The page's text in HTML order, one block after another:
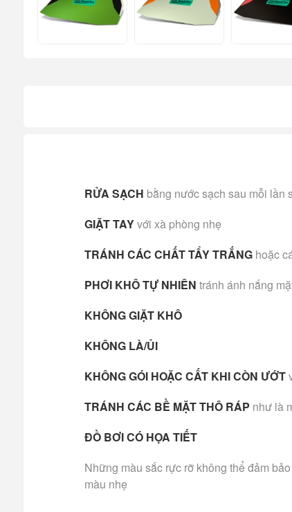
RỬA SẠCH bằng nước sạch sau mỗi lần
GIẶT TAYvới xà phòng nhẹ
TRÁNH CÁC CHẤT TẨY TRẮNGhoặc
PHƠI KHÔ TỰ NHIÊN tránh ánh nắng
KHÔNG GIẶT KHÔ
KHÔNG LÀ/ỦI
KHÔNG GÓI HOẶC CẤT KHI CÒN ƯỚT
TRÁNH CÁC BỀ MẶT THÔ RÁP như là
ĐỒ BƠI CÓ HỌA TIẾT
Những màu sắc rực rỡ không thể đảm
màu nhẹ